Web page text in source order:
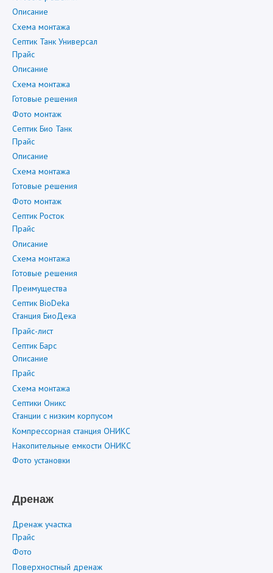
Описание
Схема монтажа
Септик Танк Универсал
Прайс
Описание
Схема монтажа
Готовые решения
Фото монтаж
Септик Био Танк
Прайс
Описание
Схема монтажа
Готовые решения
Фото монтаж
Септик Росток
Прайс
Описание
Схема монтажа
Готовые решения
Преимущества
Септик BioDeka
Станция БиоДека
Прайс-лист
Септик Барс
Описание
Прайс
Схема монтажа
Септики Оникс
Станции с низким корпусом
Компрессорная станция ОНИКС
Накопительные емкости ОНИКС
Фото установки
Дренаж
Дренаж участка
Прайс
Фото
Поверхностный дренаж